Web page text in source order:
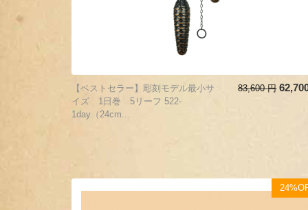
【ベストセラー】彫刻モデル最小サ
イズ 1日巻 5リーフ 522-
1day（24cm...
83,600 円